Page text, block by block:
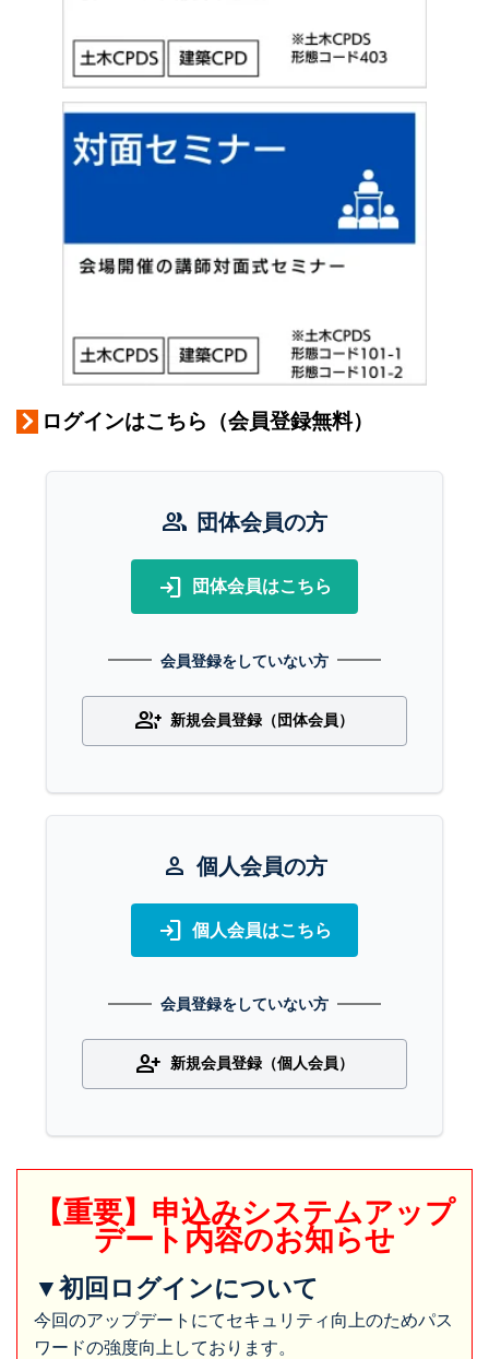
ログインはこちら（会員登録無料）
group 団体会員の方
login 団体会員はこちら
会員登録をしていない方
group_add 新規会員登録（団体会員）
person 個人会員の方
login 個人会員はこちら
会員登録をしていない方
person_add 新規会員登録（個人会員）
【重要】申込みシステムアップ
デート内容のお知らせ
▼初回ログインについて
今回のアップデートにてセキュリティ向上のためパス
ワードの強度向上しております。